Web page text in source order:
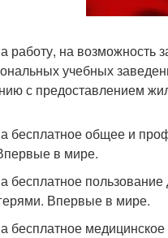
работу, на возможность
учебных
с предоставлением
бесплатное общее и
в мире.
бесплатное
Впервые в мире.
бесплатное